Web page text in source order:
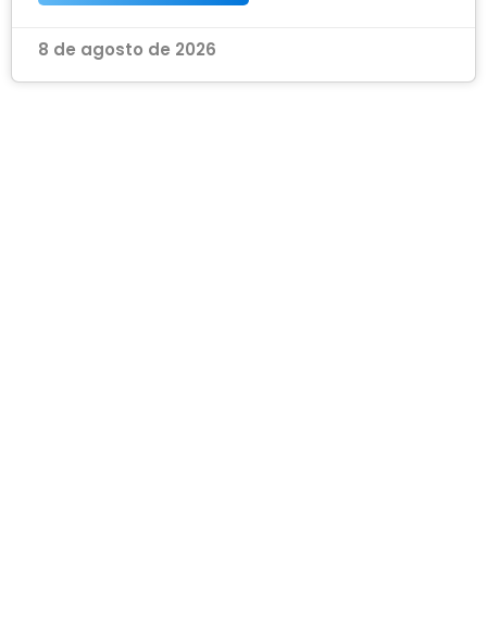
8 de agosto de 2026